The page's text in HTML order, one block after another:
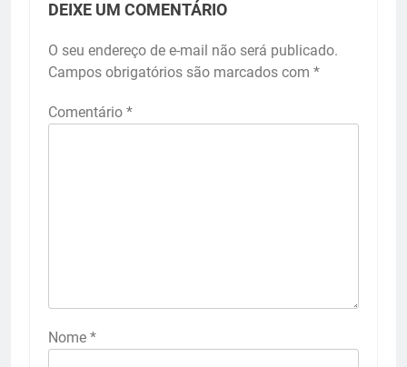
DEIXE UM COMENTÁRIO
O seu endereço de e-mail não será publicado.
Campos obrigatórios são marcados com *
Comentário *
Nome *